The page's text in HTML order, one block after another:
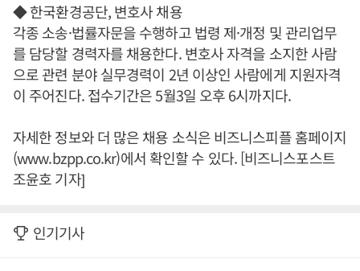
◆ 한국환경공단, 변호사 채용
각종 소송·법률자문을 수행하고 법령 제·개정 및 관리업무
를 담당할 경력자를 채용한다. 변호사 자격을 소지한 사람
으로 관련 분야 실무경력이 2년 이상인 사람에게 지원자격
이 주어진다. 접수기간은 5월3일 오후 6시까지다.
자세한 정보와 더 많은 채용 소식은 비즈니스피플 홈페이지
(www.bzpp.co.kr)에서 확인할 수 있다. [비즈니스포스트
조윤호 기자]
인기기사